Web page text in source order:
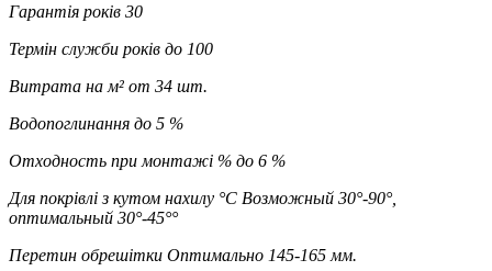
Гарантія років 30
Термін служби років до 100
Витрата на м² от 34 шт.
Водопоглинання до 5 %
Отходность при монтажі % до 6 %
Для покрівлі з кутом нахилу °C Возможный 30°-90°,
оптимальный 30°-45°°
Перетин обрешітки Оптимально 145-165 мм.